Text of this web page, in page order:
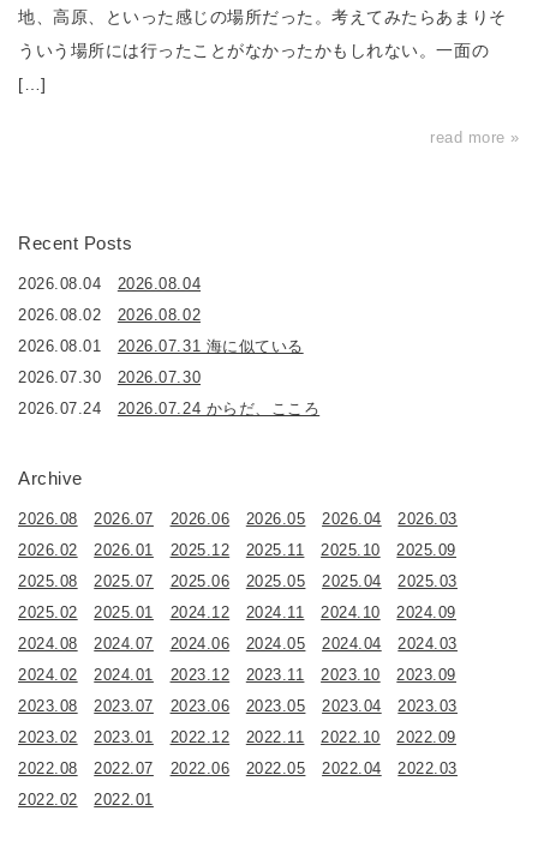
地、高原、といった感じの場所だった。考えてみたらあまりそ
ういう場所には行ったことがなかったかもしれない。一面の
[…]
read more »
Recent Posts
2026.08.04
2026.08.04
2026.08.02
2026.08.02
2026.08.01
2026.07.31 海に似ている
2026.07.30
2026.07.30
2026.07.24
2026.07.24 からだ、こころ
Archive
2026.08 2026.07 2026.06 2026.05 2026.04
2026.03
2026.02
2026.01 2025.12 2025.11 2025.10
2025.09
2025.08
2025.07 2025.06 2025.05 2025.04
2025.03
2025.02
2025.01 2024.12 2024.11 2024.10
2024.09
2024.08
2024.07 2024.06 2024.05 2024.04
2024.03
2024.02
2024.01 2023.12 2023.11 2023.10
2023.09
2023.08
2023.07 2023.06 2023.05 2023.04
2023.03
2023.02
2023.01 2022.12 2022.11 2022.10
2022.09
2022.08
2022.07 2022.06 2022.05 2022.04
2022.03
2022.02
2022.01